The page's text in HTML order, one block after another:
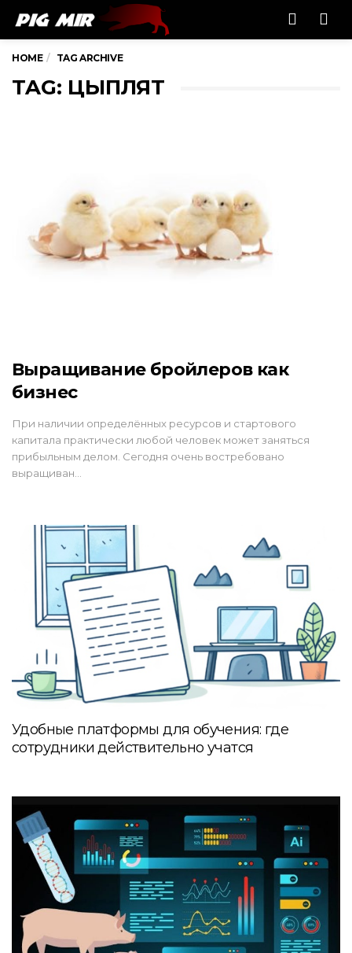
HOME TAG ARCHIVE
TAG: ЦЫПЛЯТ
Выращивание бройлеров как
бизнес
При наличии определённых ресурсов и стартового
капитала практически любой человек может заняться
прибыльным делом. Сегодня очень востребовано
выращиван…
Удобные платформы для обучения: где
сотрудники действительно учатся